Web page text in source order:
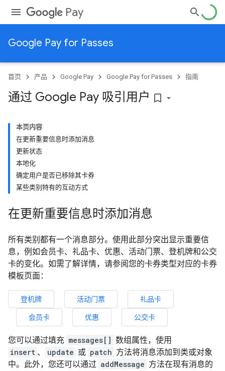
Pay
Google Pay for Passes
首页 产品 Google Pay Google Pay for Passes 指南
通过 Google Pay 吸引用户 bookmark_border
本页内容
在更新重要信息时添加消息
更新状态
本地化
确定用户是否已移除其卡券
某些类别特有的互动方式
在更新重要信息时添加消息
所有类别都有一个消息部分。使用此部分突出显示重要信
息，例如会员卡、礼品卡、优惠、活动门票、登机牌和公交
卡的变化。如需了解详情，请参阅您的卡券类型对应的卡券
模板页面：
登机牌 活动门票
礼品卡
会员卡
优惠 公交卡
您可以通过填充 messages[] 数组属性，使用
insert 、 update 或 patch 方法将消息添加到类或对象
中。此外，您还可以通过 addMessage 方法在现有消息的